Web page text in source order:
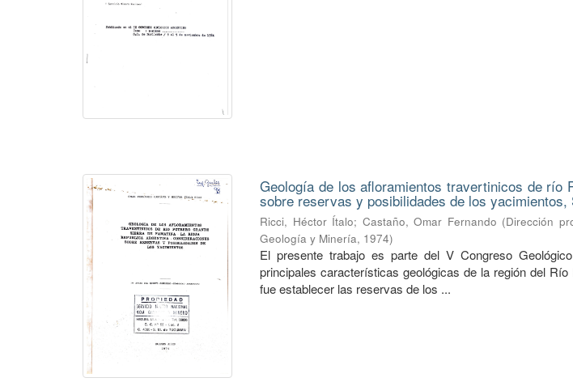
Geología de los afloramientos travertinicos de río
sobre reservas y posibilidades de los yacimientos,
Ricci, Héctor Ítalo; Castaño, Omar Fernando (Dirección
Geología y Minería, 1974)
El presente trabajo es parte del V Congreso
principales características geológicas de la región del
fue establecer las reservas de los ...